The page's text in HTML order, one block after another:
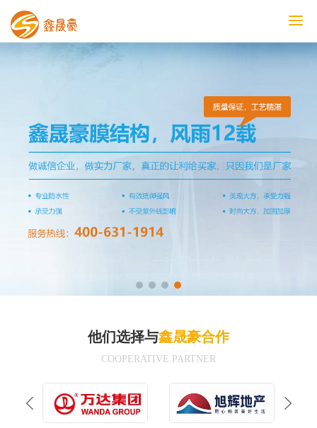
他们选择与鑫晟豪合作
COOPERATIVE PARTNER